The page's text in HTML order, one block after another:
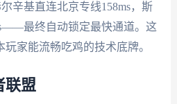
辛基直连北京专线158ms，斯
最终自动锁定最快通道。这
家能流畅吃鸡的技术底牌。
联盟